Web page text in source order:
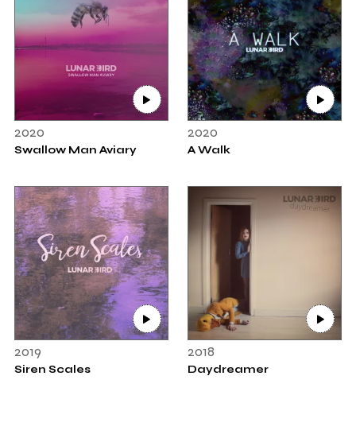
2020
Swallow Man Aviary
2020
A Walk
2019
Siren Scales
2018
Daydreamer